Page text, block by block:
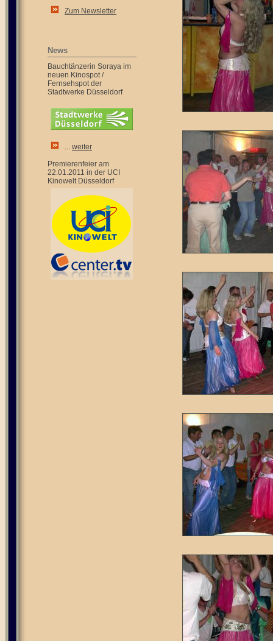
Zum Newsletter
News
Bauchtänzerin Soraya im
neuen Kinospot /
Fernsehspot der
Stadtwerke Düsseldorf
... weiter
Premierenfeier am
22.01.2011 in der UCI
Kinowelt Düsseldorf